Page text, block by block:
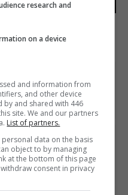
SettingsEnter
Outer Space
jogos menores ou preço
geração
research and
on a device
and information from
and other device
by and shared with 446
site. We and our partners
List of partners.
data on the basis
object to by managing
at the bottom of this page
consent in privacy